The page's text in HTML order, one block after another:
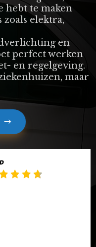
hebt te maken
elektra,
en
perfect werken
en regelgeving.
maar